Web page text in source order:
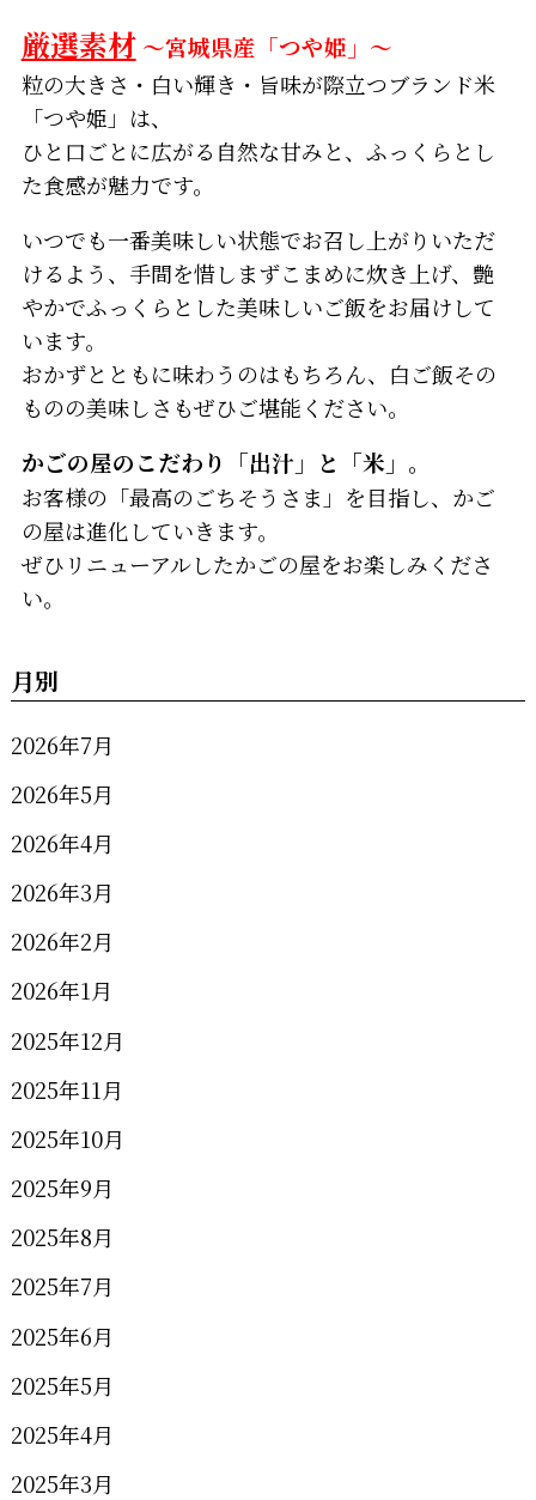
厳選素材～宮城県産「つや姫」～
粒の大きさ・白い輝き・旨味が際立つブランド米
「つや姫」は、
ひと口ごとに広がる自然な甘みと、ふっくらとし
た食感が魅力です。
いつでも一番美味しい状態でお召し上がりいただ
けるよう、手間を惜しまずこまめに炊き上げ、艶
やかでふっくらとした美味しいご飯をお届けして
います。
おかずとともに味わうのはもちろん、白ご飯その
ものの美味しさもぜひご堪能ください。
かごの屋のこだわり「出汁」と「米」。
お客様の「最高のごちそうさま」を目指し、かご
の屋は進化していきます。
ぜひリニューアルしたかごの屋をお楽しみくださ
い。
月別
2026年7月
2026年5月
2026年4月
2026年3月
2026年2月
2026年1月
2025年12月
2025年11月
2025年10月
2025年9月
2025年8月
2025年7月
2025年6月
2025年5月
2025年4月
2025年3月